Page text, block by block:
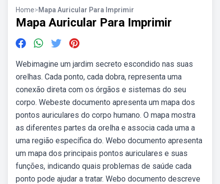
Home>Mapa Auricular Para Imprimir
Mapa Auricular Para Imprimir
Webimagine um jardim secreto escondido nas suas
orelhas. Cada ponto, cada dobra, representa uma
conexão direta com os órgãos e sistemas do seu
corpo. Webeste documento apresenta um mapa dos
pontos auriculares do corpo humano. O mapa mostra
as diferentes partes da orelha e associa cada uma a
uma região específica do. Webo documento apresenta
um mapa dos principais pontos auriculares e suas
funções, indicando quais problemas de saúde cada
ponto pode ajudar a tratar. Webo documento descreve